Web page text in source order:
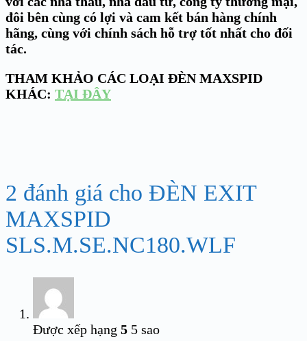
đôi bên cùng có lợi và cam kết bán hàng chính
hãng, cùng với chính sách hỗ trợ tốt nhất cho đối
tác.
THAM KHẢO CÁC LOẠI ĐÈN MAXSPID
KHÁC: TẠI ĐÂY
2 đánh giá cho ĐÈN EXIT
MAXSPID
SLS.M.SE.NC180.WLF
Được xếp hạng 5 5 sao